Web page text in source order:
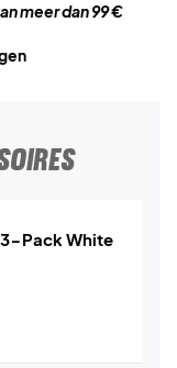
meer dan 99 €
3-Pack White